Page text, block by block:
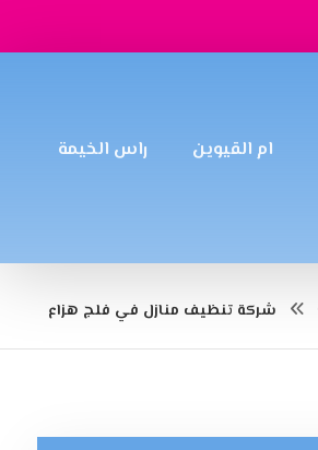
ام القيوين راس الخيمة
شركة تنظيف منازل في فلج هزاع